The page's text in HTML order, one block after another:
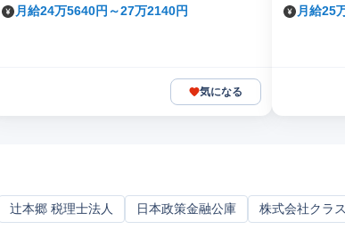
月給24万5640円～27万2140円
気になる
月給25
辻本郷 税理士法人 日本政策金融公庫
株式会社クラ